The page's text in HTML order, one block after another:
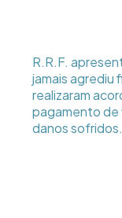
R.R.F.
jamais agrediu
realizaram
pagamento de
danos sofridos.